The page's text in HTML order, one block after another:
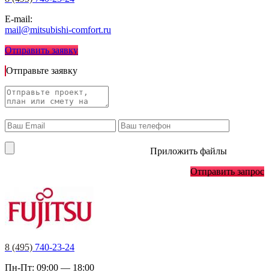
E-mail:
mail@mitsubishi-comfort.ru
Отправить заявку
Отправьте заявку
Приложить файлы
Отправить запрос
8 (495) 740-23-24
Пн-Пт: 09:00 — 18:00